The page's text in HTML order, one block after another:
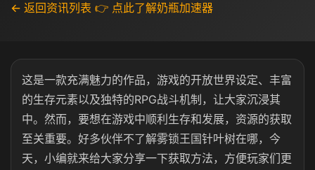
← 返回资讯列表 👉 点此了解奶瓶加速器
这是一款充满魅力的作品，游戏的开放世界设定、丰富
的生存元素以及独特的RPG战斗机制，让大家沉浸其
中。然而，要想在游戏中顺利生存和发展，资源的获取
至关重要。好多伙伴不了解雾锁王国针叶树在哪，今
天，小编就来给大家分享一下获取方法，方便玩家们更